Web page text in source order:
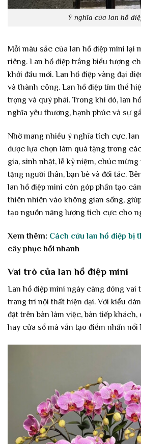
Ý nghĩa của lan hồ
Mỗi màu sắc của lan hồ điệp mini lại
riêng. Lan hồ điệp trắng biểu tượng
khởi đầu mới. Lan hồ điệp vàng đại
và thành công. Lan hồ điệp tím thể
trọng và quý phái. Trong khi đó, lan
nghĩa yêu thương, hạnh phúc và sự
Nhờ mang nhiều ý nghĩa tích cực,
được lựa chọn làm quà tặng trong
gia, sinh nhật, lễ kỷ niệm, chúc
tặng người thân, bạn bè và đối tác.
lan hồ điệp mini còn góp phần tạo
thiên nhiên vào không gian sống,
tạo nguồn năng lượng tích cực cho
Xem thêm: Cách cứu lan hồ điệp bị
cây phục hồi nhanh
Vai trò của lan hồ điệp mini
Lan hồ điệp mini ngày càng đóng vai
trang trí nội thất hiện đại. Với kiểu
đặt trên bàn làm việc, bàn tiếp khách,
hay cửa sổ mà vẫn tạo điểm nhấn